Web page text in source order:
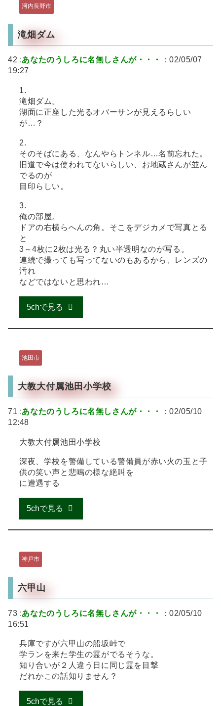
河内長野市
滝畑ダム
42 :あなたのうしろに名無しさんが・・・
：02/05/07
19:27
1.
滝畑ダム。
湖面に正座した光るオバーサンが見えるらしい
が…？
2.
そのそばにある、なんやらトンネル…名前忘れた。
旧道で今は使われてないらしい、お地蔵さんが並ん
でるのが
目印らしい。
3.
俺の部屋。
ドアの右横らへんの角。そこをデジカメで写真とる
と
3～4枚に2枚は光る？丸い半透明なのが写る。
連続で撮っても写ってないのもあるから、レンズの
汚れ
などではないと思われ…
5chで見る
池田市
大教大付属池田小学校
71 :あなたのうしろに名無しさんが・・・
：02/05/10
12:48
大教大付属池田小学校
深夜、学校を警備している警備員が赤い火の玉と子
供の笑い声と悲鳴の様な絶叫を
に遭遇する
5chで見る
神戸市
六甲山
73 :あなたのうしろに名無しさんが・・・
：02/05/10
16:51
兵庫ですが六甲山の船坂峠で
学ランを来た学生の霊がでるそうな。
知り合いが２人違う日に同じ霊を目撃
だれかこの話知りません？
5chで見る